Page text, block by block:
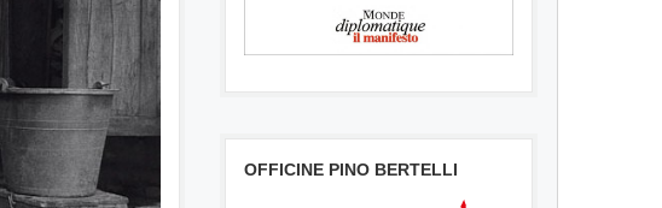
OFFICINE PINO BERTELLI